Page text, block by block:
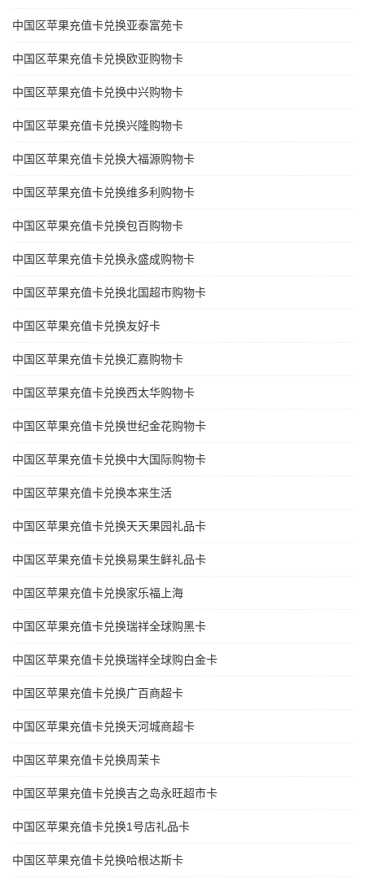
中国区苹果充值卡兑换亚泰富苑卡
中国区苹果充值卡兑换欧亚购物卡
中国区苹果充值卡兑换中兴购物卡
中国区苹果充值卡兑换兴隆购物卡
中国区苹果充值卡兑换大福源购物卡
中国区苹果充值卡兑换维多利购物卡
中国区苹果充值卡兑换包百购物卡
中国区苹果充值卡兑换永盛成购物卡
中国区苹果充值卡兑换北国超市购物卡
中国区苹果充值卡兑换友好卡
中国区苹果充值卡兑换汇嘉购物卡
中国区苹果充值卡兑换西太华购物卡
中国区苹果充值卡兑换世纪金花购物卡
中国区苹果充值卡兑换中大国际购物卡
中国区苹果充值卡兑换本来生活
中国区苹果充值卡兑换天天果园礼品卡
中国区苹果充值卡兑换易果生鲜礼品卡
中国区苹果充值卡兑换家乐福上海
中国区苹果充值卡兑换瑞祥全球购黑卡
中国区苹果充值卡兑换瑞祥全球购白金卡
中国区苹果充值卡兑换广百商超卡
中国区苹果充值卡兑换天河城商超卡
中国区苹果充值卡兑换周茉卡
中国区苹果充值卡兑换吉之岛永旺超市卡
中国区苹果充值卡兑换1号店礼品卡
中国区苹果充值卡兑换哈根达斯卡